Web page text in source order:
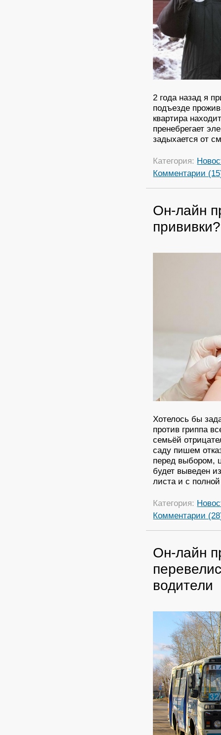
2 года назад я
подъезде
квартира
пренебрегает
задыхается от
Категория:
Комментарии
Он-лайн
Хотелось бы
против гриппа
семьёй
саду пишем
перед выбором,
будет выведен
листа и с
Категория:
Комментарии
Он-лайн
водители